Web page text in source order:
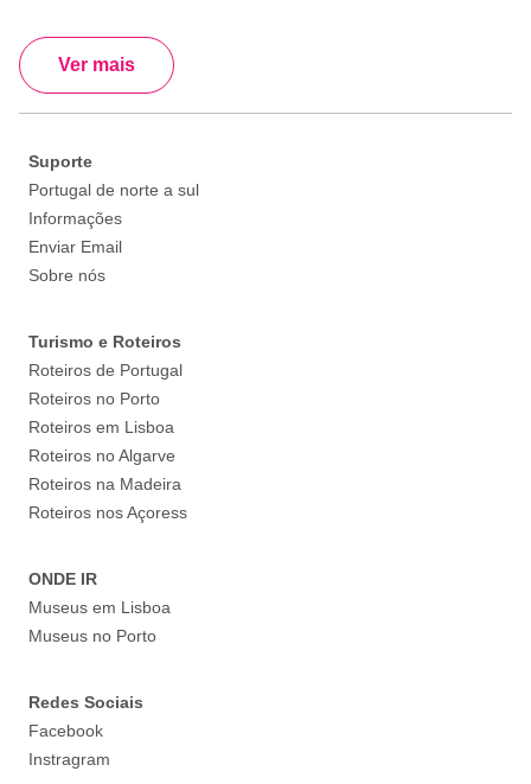
Ver mais
Suporte
Portugal de norte a sul
Informações
Enviar Email
Sobre nós
Turismo e Roteiros
Roteiros de Portugal
Roteiros no Porto
Roteiros em Lisboa
Roteiros no Algarve
Roteiros na Madeira
Roteiros nos Açoress
ONDE IR
Museus em Lisboa
Museus no Porto
Redes Sociais
Facebook
Instragram